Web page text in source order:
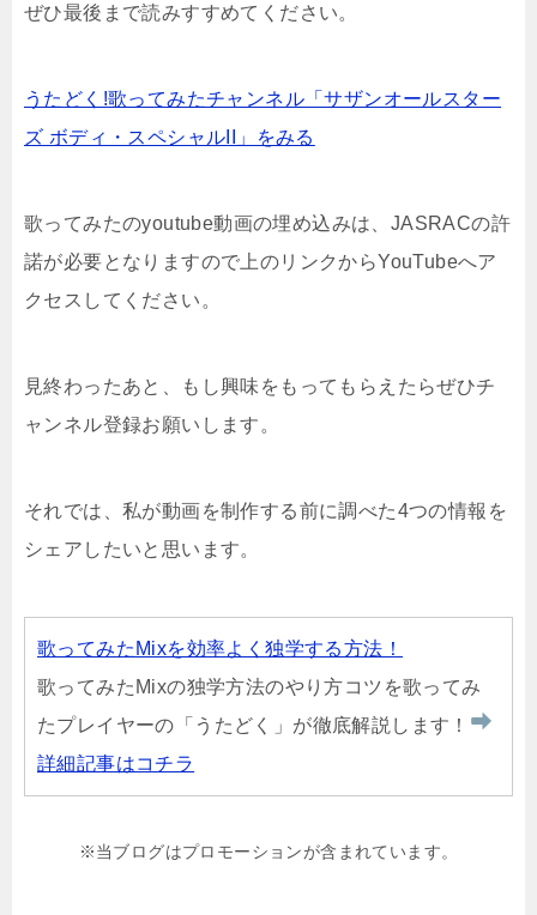
ぜひ最後まで読みすすめてください。
うたどく!歌ってみたチャンネル「サザンオールスター
ズ ボディ・スペシャルII」をみる
歌ってみたのyoutube動画の埋め込みは、JASRACの許
諾が必要となりますので上のリンクからYouTubeへア
クセスしてください。
見終わったあと、もし興味をもってもらえたらぜひチ
ャンネル登録お願いします。
それでは、私が動画を制作する前に調べた4つの情報を
シェアしたいと思います。
歌ってみたMixを効率よく独学する方法！
歌ってみたMixの独学方法のやり方コツを歌ってみ
たプレイヤーの「うたどく」が徹底解説します！
詳細記事はコチラ
※当ブログはプロモーションが含まれています。